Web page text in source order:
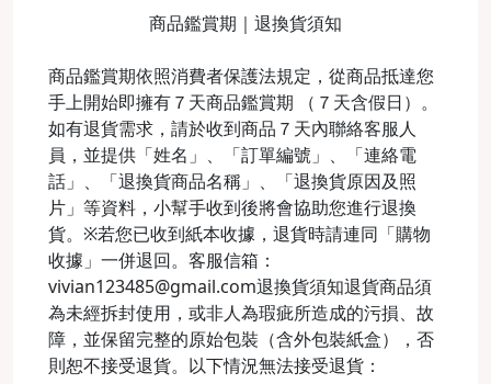
商品鑑賞期｜退換貨須知
商品鑑賞期依照消費者保護法規定，從商品抵達您
手上開始即擁有７天商品鑑賞期 （７天含假日）。
如有退貨需求，請於收到商品７天內聯絡客服人
員，並提供「姓名」、「訂單編號」、「連絡電
話」、「退換貨商品名稱」、「退換貨原因及照
片」等資料，小幫手收到後將會協助您進行退換
貨。※若您已收到紙本收據，退貨時請連同「購物
收據」一併退回。客服信箱：
vivian123485@gmail.com退換貨須知退貨商品須
為未經拆封使用，或非人為瑕疵所造成的污損、故
障，並保留完整的原始包裝（含外包裝紙盒），否
則恕不接受退貨。以下情況無法接受退貨：